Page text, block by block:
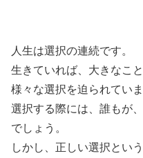
人生は選択の連続です。
生きていれば、大きなこ
様々な選択を迫られていま
選択する際には、誰もが
でしょう。
しかし、正しい選択とい